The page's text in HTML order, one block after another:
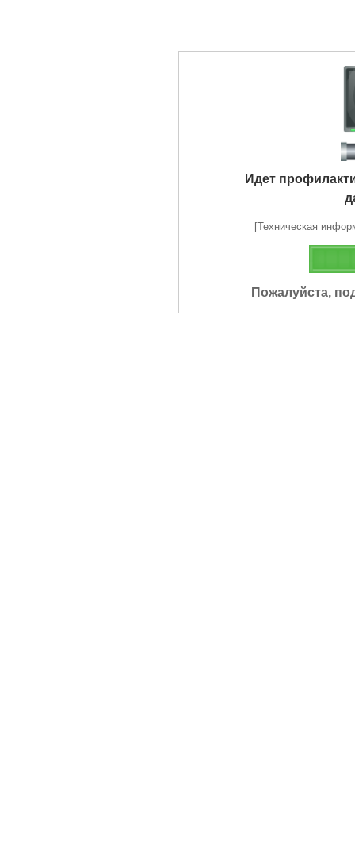
Идет
[Техническая
Пожалуйста,